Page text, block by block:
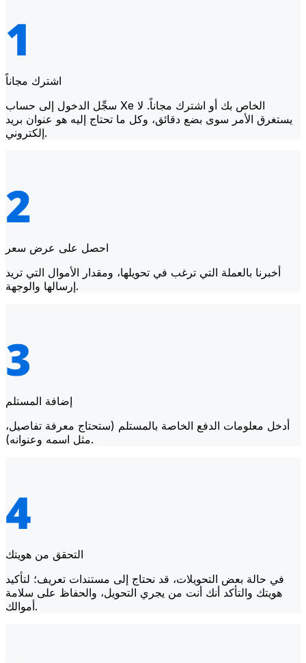
اشترك مجاناً
سجِّل الدخول إلى حساب Xe الخاص بك أو اشترك مجاناً. لا
يستغرق الأمر سوى بضع دقائق، وكل ما تحتاج إليه هو عنوان بريد
إلكتروني.
احصل على عرض سعر
أخبرنا بالعملة التي ترغب في تحويلها، ومقدار الأموال التي تريد
إرسالها والوجهة.
إضافة المستلم
أدخل معلومات الدفع الخاصة بالمستلم (ستحتاج معرفة تفاصيل،
مثل اسمه وعنوانه).
التحقق من هويتك
في حالة بعض التحويلات، قد نحتاج إلى مستندات تعريف؛ لتأكيد
هويتك والتأكد أنك أنت من يجري التحويل، والحفاظ على سلامة
أموالك.